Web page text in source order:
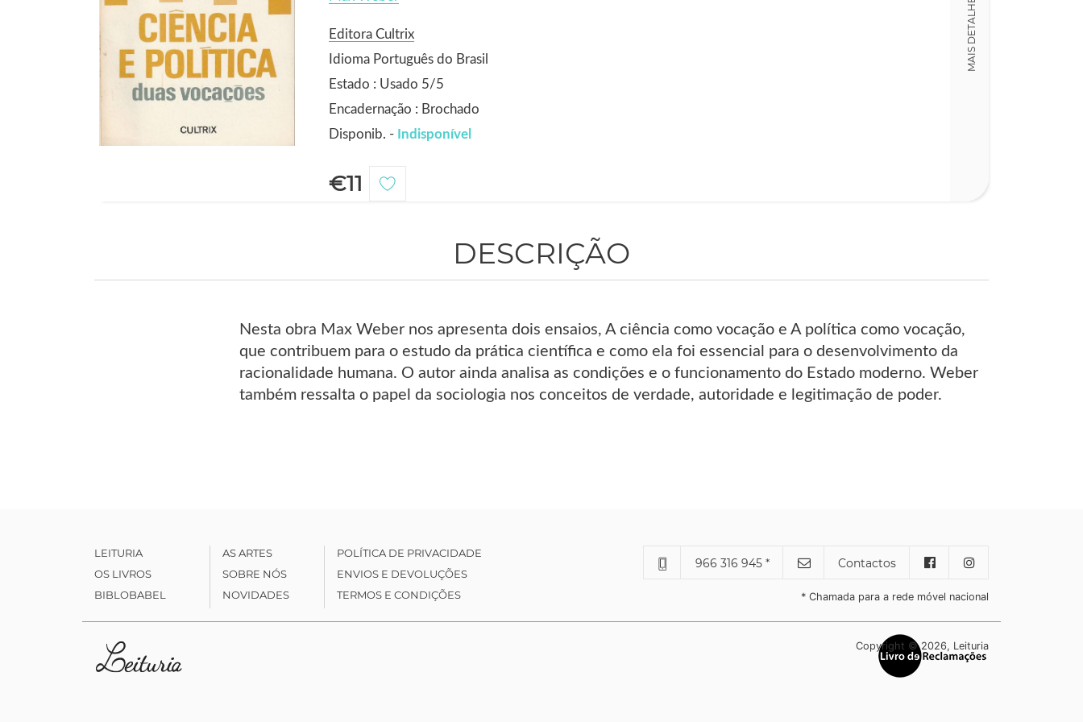
Editora Cultrix
Idioma Português do Brasil
Estado : Usado 5/5
Encadernação : Brochado
Disponib. - Indisponível
€11
MAIS DETALHES
DESCRIÇÃO
Nesta obra Max Weber nos apresenta dois ensaios, A ciência como vocação e A política como vocação,
que contribuem para o estudo da prática científica e como ela foi essencial para o desenvolvimento da
racionalidade humana. O autor ainda analisa as condições e o funcionamento do Estado moderno. Weber
também ressalta o papel da sociologia nos conceitos de verdade, autoridade e legitimação de poder.
LEITURIA
OS LIVROS
BIBLOBABEL
AS ARTES
SOBRE NÓS
NOVIDADES
POLÍTICA DE PRIVACIDADE
ENVIOS E DEVOLUÇÕES
TERMOS E CONDIÇÕES
966 316 945 * Contactos
* Chamada para a rede móvel nacional
Copyright © 2026, Leituria